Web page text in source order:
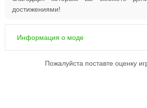
достижениями!
Информация о моде
Пожалуйста поставте оценку